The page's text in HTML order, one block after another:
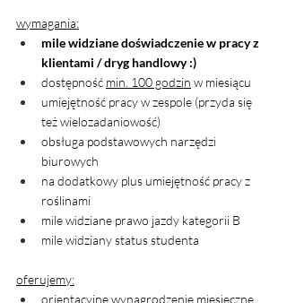
wymagania:
mile widziane doświadczenie w pracy z
klientami / dryg handlowy :)
dostępność min. 100 godzin w miesiącu
umiejętność pracy w zespole (przyda się
też wielozadaniowość)
obsługa podstawowych narzędzi
biurowych
na dodatkowy plus umiejętność pracy z
roślinami
mile widziane prawo jazdy kategorii B
mile widziany status studenta
oferujemy:
orientacyjne wynagrodzenie miesięczne